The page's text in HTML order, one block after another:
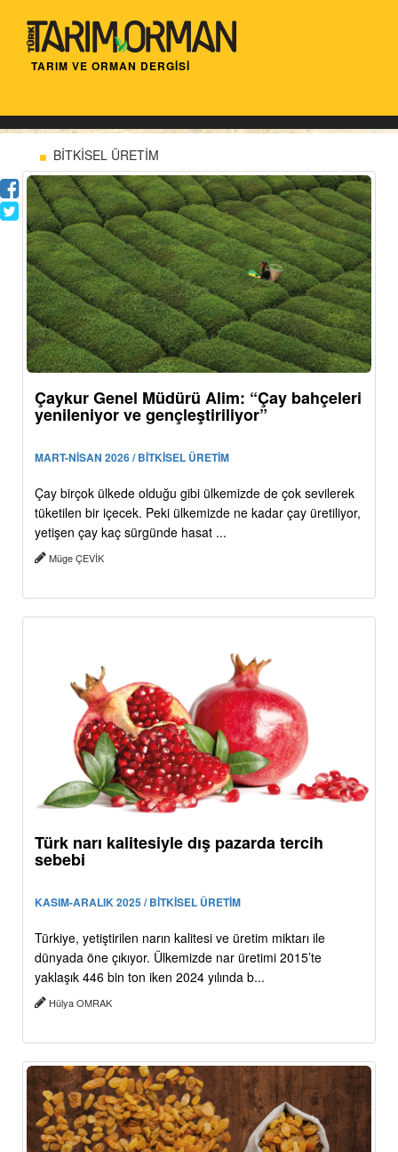
TARIM VE ORMAN DERGİSİ
BİTKİSEL ÜRETİM
Çaykur Genel Müdürü Alim: “Çay bahçeleri
yenileniyor ve gençleştiriliyor”
MART-NİSAN 2026 / BİTKİSEL ÜRETİM
Çay birçok ülkede olduğu gibi ülkemizde de çok sevilerek
tüketilen bir içecek. Peki ülkemizde ne kadar çay üretiliyor,
yetişen çay kaç sürgünde hasat ...
Müge ÇEVİK
Türk narı kalitesiyle dış pazarda tercih
sebebi
KASIM-ARALIK 2025 / BİTKİSEL ÜRETİM
Türkiye, yetiştirilen narın kalitesi ve üretim miktarı ile
dünyada öne çıkıyor. Ülkemizde nar üretimi 2015’te
yaklaşık 446 bin ton iken 2024 yılında b...
Hülya OMRAK